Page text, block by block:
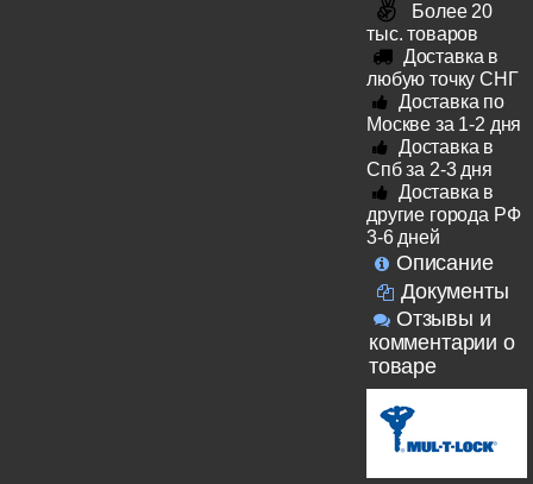
Более 20
тыс. товаров
Доставка в
любую точку СНГ
Доставка по
Москве за 1-2 дня
Доставка в
Спб за 2-3 дня
Доставка в
другие города РФ
3-6 дней
Описание
Документы
Отзывы и
комментарии о
товаре